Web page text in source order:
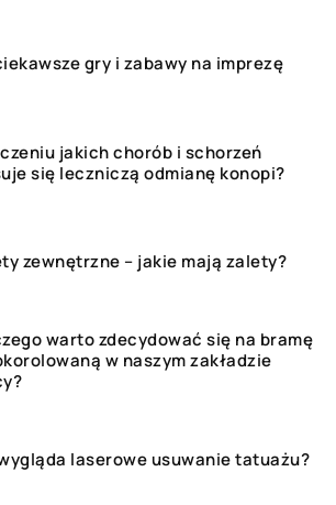
gry i zabawy na imprezę
jakich chorób i schorzeń
się leczniczą odmianę konopi?
zewnętrzne – jakie mają zalety?
warto zdecydować się na bramę
w naszym zakładzie
laserowe usuwanie tatuażu?